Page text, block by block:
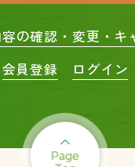
の確認・変更・キ
会員登録
ログイン